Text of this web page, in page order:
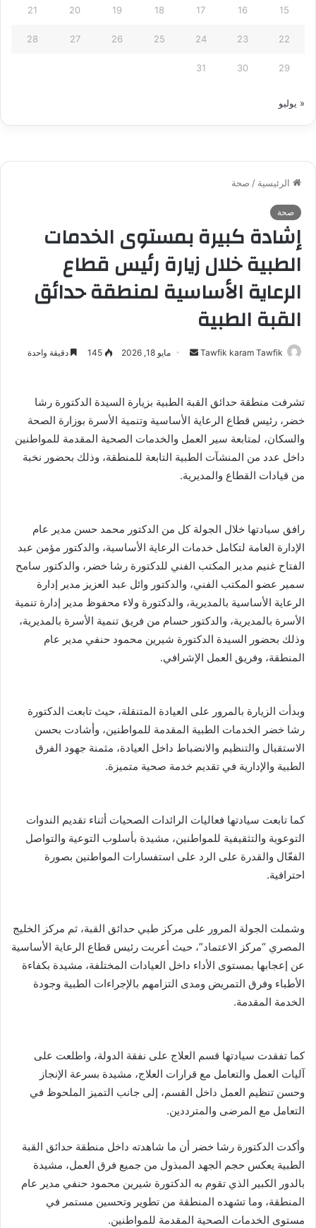
15
16
17
18
19
20
21
22
23
24
25
26
27
28
29
30
31
« يوليو